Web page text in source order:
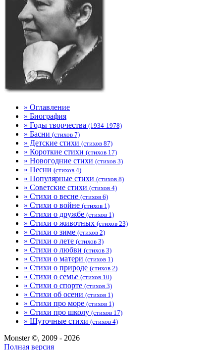
» Оглавление
» Биография
» Годы творчества (1934-1978)
» Басни (стихов 7)
» Детские стихи (стихов 87)
» Короткие стихи (стихов 17)
» Новогодние стихи (стихов 3)
» Песни (стихов 4)
» Популярные стихи (стихов 8)
» Советские стихи (стихов 4)
» Стихи о весне (стихов 6)
» Стихи о войне (стихов 1)
» Стихи о дружбе (стихов 1)
» Стихи о животных (стихов 23)
» Стихи о зиме (стихов 2)
» Стихи о лете (стихов 3)
» Стихи о любви (стихов 3)
» Стихи о матери (стихов 1)
» Стихи о природе (стихов 2)
» Стихи о семье (стихов 10)
» Стихи о спорте (стихов 3)
» Стихи об осени (стихов 1)
» Стихи про море (стихов 1)
» Стихи про школу (стихов 17)
» Шуточные стихи (стихов 4)
Monster ©, 2009 - 2026
Полная версия